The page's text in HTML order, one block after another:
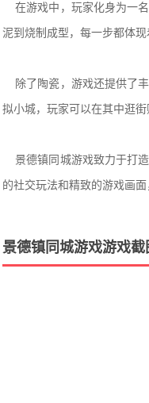
在游戏中，玩家化身为一名
泥到烧制成型，每一步都体
除了陶瓷，游戏还提供了丰
拟小城，玩家可以在其中逛
景德镇同城游戏致力于打造
的社交玩法和精致的游戏画
景德镇同城游戏游戏截